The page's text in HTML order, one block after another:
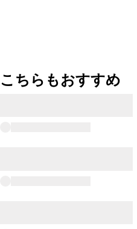
こちらもおすすめ